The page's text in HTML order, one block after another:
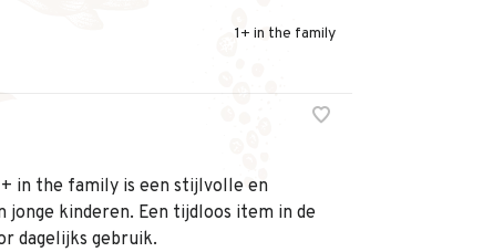
1+ in the family
in the family is een stijlvolle en
jonge kinderen. Een tijdloos item in de
dagelijks gebruik.